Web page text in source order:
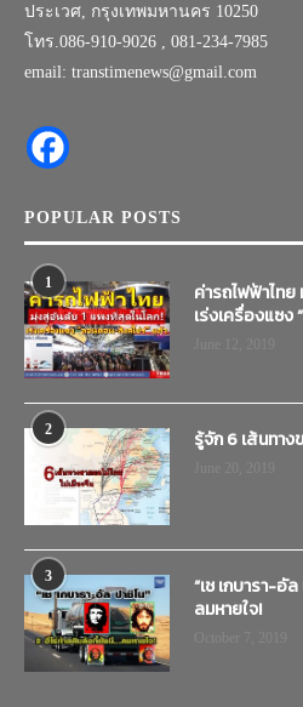
ประเวศ, กรุงเทพมหานคร 10250
โทร.086-910-9026 , 081-234-7985
email: transtimenews@gmail.com
POPULAR POSTS
1
ค่ารถไฟฟ้าไท
เร่งเครื่องแซ
2 รู้จัก 6 เส้นทา
3
“เช เกบารา-อั
ลมหายใจ!